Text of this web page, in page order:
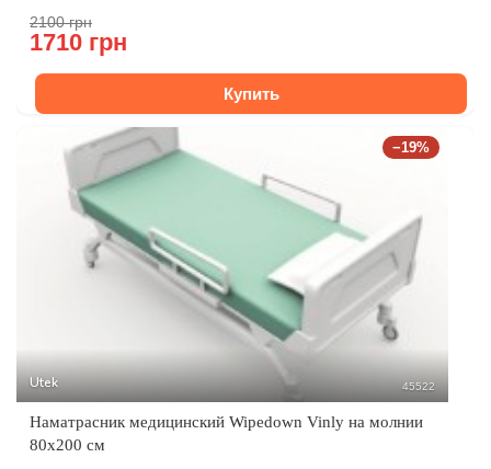
2100 грн
1710 грн
Купить
−19%
Utek 45522
Наматрасник медицинский Wipedown Vinly на молнии
80х200 см